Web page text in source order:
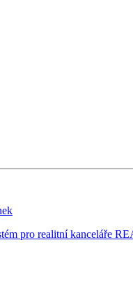
pro realitní kanceláře